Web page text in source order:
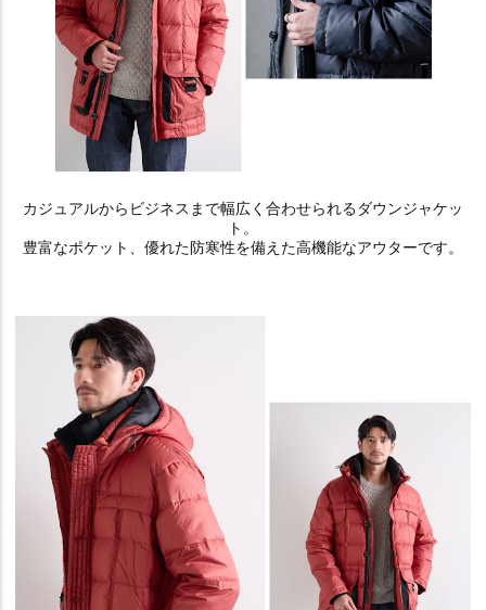
カジュアルからビジネスまで幅広く合わせられるダウンジャケッ
ト。
豊富なポケット、優れた防寒性を備えた高機能なアウターです。